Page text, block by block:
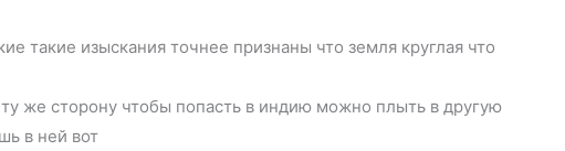
такие изыскания точнее признаны что земля круглая что
же сторону чтобы попасть в индию можно плыть в другую
в ней вот